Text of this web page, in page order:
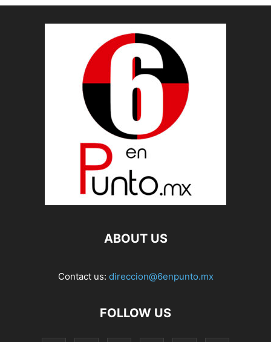
ABOUT US
Contact us: direccion@6enpunto.mx
FOLLOW US